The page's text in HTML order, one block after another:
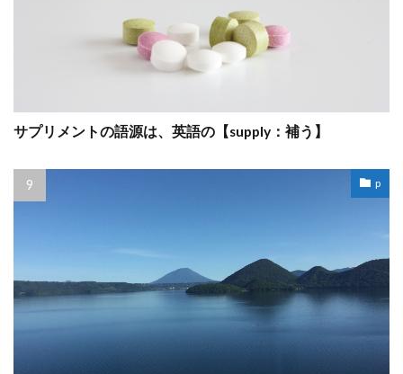
サプリメントの語源は、英語の【supply：補う】
p